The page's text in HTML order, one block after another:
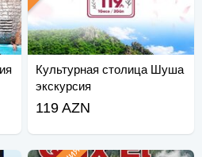
Культурная столица Шуша
экскурсия
119 AZN